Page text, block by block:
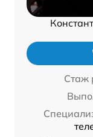
Стаж